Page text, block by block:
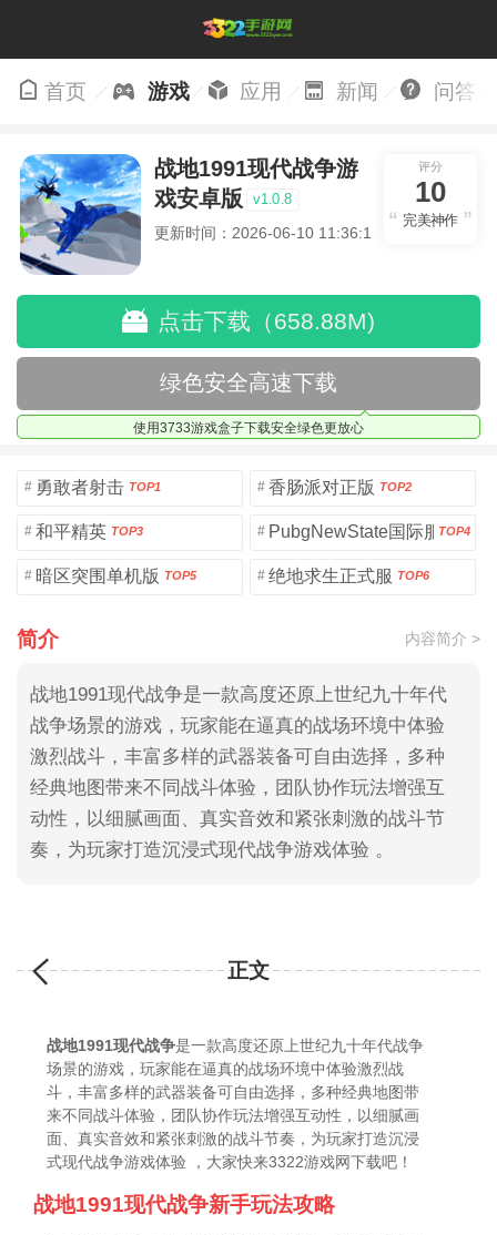
首页 游戏 应用 新闻 问答
战地1991现代战争游
戏安卓版
v1.0.8
更新时间：2026-06-10 11:36:19
评分
10
完美神作
点击下载（658.88M)
绿色安全高速下载
使用3733游戏盒子下载安全绿色更放心
# 勇敢者射击 TOP1 # 香肠派对正版 TOP2
# 和平精英 TOP3 # PubgNewState国际服TOP4
# 暗区突围单机版 TOP5 # 绝地求生正式服 TOP6
简介 内容简介 >
战地1991现代战争是一款高度还原上世纪九十年代
战争场景的游戏，玩家能在逼真的战场环境中体验
激烈战斗，丰富多样的武器装备可自由选择，多种
经典地图带来不同战斗体验，团队协作玩法增强互
动性，以细腻画面、真实音效和紧张刺激的战斗节
奏，为玩家打造沉浸式现代战争游戏体验 。
正文
战地1991现代战争是一款高度还原上世纪九十年代战争
场景的游戏，玩家能在逼真的战场环境中体验激烈战
斗，丰富多样的武器装备可自由选择，多种经典地图带
来不同战斗体验，团队协作玩法增强互动性，以细腻画
面、真实音效和紧张刺激的战斗节奏，为玩家打造沉浸
式现代战争游戏体验 ，大家快来3322游戏网下载吧！
战地1991现代战争新手玩法攻略